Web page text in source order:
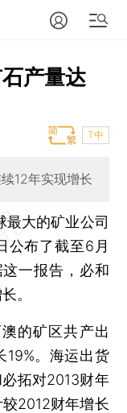
产量达
T中
12年实现增长
最大的矿业公司
公布了截至6月
一报告，必和
。
的矿区共产出
19%。海运出货
拓对2013财年
2012财年增长